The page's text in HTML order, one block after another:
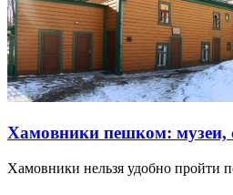
Хамовники пешком: музеи,
Хамовники нельзя удобно пройти